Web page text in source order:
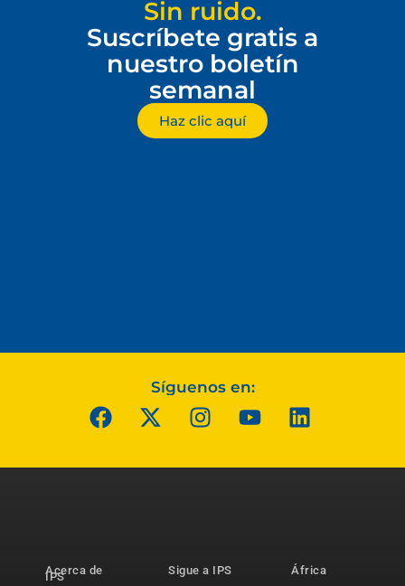
Sin ruido.
Suscríbete gratis a
nuestro boletín
semanal
Haz clic aquí
Síguenos en:
Acerca de
IPS
Sigue a IPS
África